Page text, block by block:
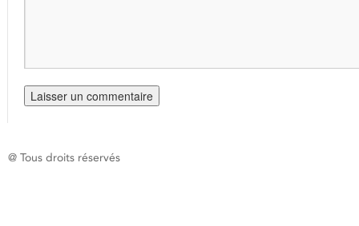
@ Tous droits réservés